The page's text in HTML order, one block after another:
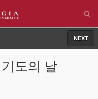
NEXT
도의 날